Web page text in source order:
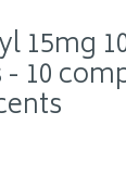
15mg
10